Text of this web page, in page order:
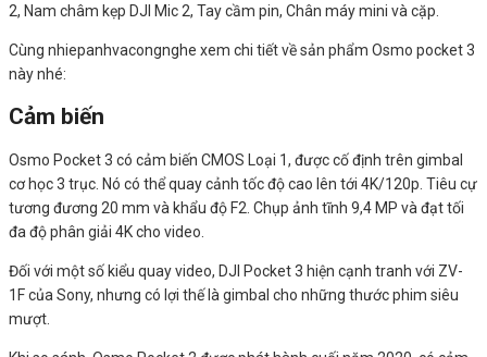
2, Nam châm kẹp DJI Mic 2, Tay cầm pin, Chân máy mini và cặp.
Cùng nhiepanhvacongnghe xem chi tiết về sản phẩm Osmo pocket 3
này nhé:
Cảm biến
Osmo Pocket 3 có cảm biến CMOS Loại 1, được cố định trên gimbal
cơ học 3 trục. Nó có thể quay cảnh tốc độ cao lên tới 4K/120p. Tiêu cự
tương đương 20 mm và khẩu độ F2. Chụp ảnh tĩnh 9,4 MP và đạt tối
đa độ phân giải 4K cho video.
Đối với một số kiểu quay video, DJI Pocket 3 hiện cạnh tranh với ZV-
1F của Sony, nhưng có lợi thế là gimbal cho những thước phim siêu
mượt.